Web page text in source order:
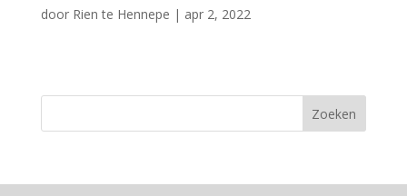
door Rien te Hennepe | apr 2, 2022